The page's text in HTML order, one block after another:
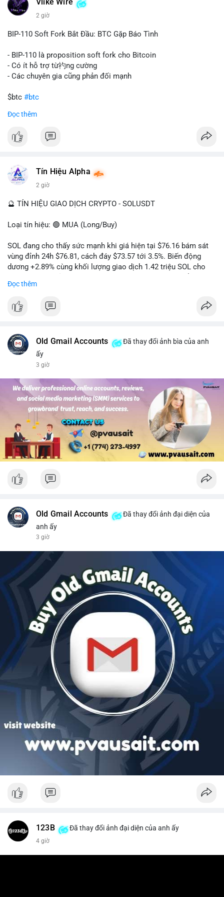
này có thể phản ánh ba kịch bản chính: thứ nhất, cá voi đang
chuẩn bị thanh khoản bằng cách chuyển lên sàn giao dịch, tạo
để nắm giữ dài hạn, thể hiện niềm tin vào xu hướng tăng; thứ
tán rủi ro. Với mức giá 65K, khối lượng này không quá lớn để
gây sốc thanh khoản tức thời, nhưng vẫn đủ sức tạo biến động
tâm lý ngắn hạn nếu hướng đến sàn tập trung.
Lời khuyên cho nhà đầu tư nhỏ lẻ:
hướng đi của dòng tiền. Tránh hành động theo cảm xúc, ưu
rõ ràng về đích đến của số BTC này.
#dongtienlon
Vlike Wire
2 giờ
BIP-110 Soft Fork Bắt Đầu: BTC Gặp Báo Tình
- BIP-110 là proposition soft fork cho Bitcoin
- Có ít hỗ trợ từ礿ng cường
- Các chuyên gia cũng phản đối mạnh
$btc #btc
#vlikevn
📰 Nguồn: CoinDesk
Đọc thêm
Tín Hiệu Alpha
2 giờ
🔮 TÍN HIỆU GIAO DỊCH CRYPTO - SOLUSDT
Loại tín hiệu: 🟢 MUA (Long/Buy)
SOL đang cho thấy sức mạnh khi giá hiện tại $76.16 bám sát
vùng đỉnh 24h $76.81, cách đáy $73.57 tới 3.5%. Biến động
dương +2.89% cùng khối lượng giao dịch 1.42 triệu SOL cho
hoàn toàn nhịp điều chỉnh.
Khuyến nghị giao dịch cụ thể:
- Mục tiêu chốt lời: TP1: 77.50, TP2: 78.80
- Cắt lỗ: 74.90 (dưới vùng hỗ trợ gần nhất)
chốt 50% vị thế tại TP1 và dời stop loss về điểm hòa vốn.
#solusdt #longsol #vung76 #breakoutsol #lenhmuasol
Đọc thêm
Old Gmail Accounts
Đã thay đổi ảnh bìa của anh
ấy
3 giờ
Old Gmail Accounts
Đã thay đổi ảnh đại diện của
anh ấy
3 giờ
123B Đã thay đổi ảnh đại diện của anh ấy
4 giờ